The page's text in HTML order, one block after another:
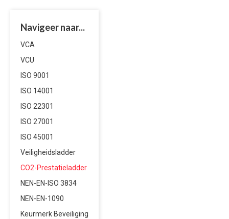
Navigeer naar...
VCA
VCU
ISO 9001
ISO 14001
ISO 22301
ISO 27001
ISO 45001
Veiligheidsladder
CO2-Prestatieladder
NEN-EN-ISO 3834
NEN-EN-1090
Keurmerk Beveiliging